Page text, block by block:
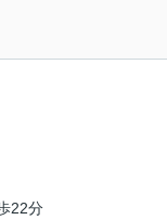
22分